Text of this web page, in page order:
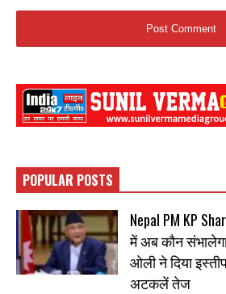
POPULAR POSTS
Nepal PM KP
में अब कौन संभालेगा
ओली ने दिया
अटकलें तेज